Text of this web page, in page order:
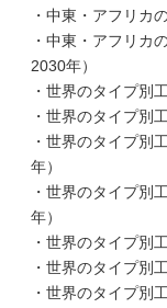
・中東・アフリカ
・中東・アフリカ
2030年）
・世界のタイプ別
・世界のタイプ別
・世界のタイプ別
年）
・世界のタイプ別
年）
・世界のタイプ別
・世界のタイプ別
・世界のタイプ別